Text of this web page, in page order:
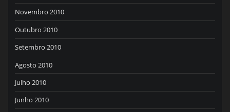
Novembro 2010
Outubro 2010
Setembro 2010
Agosto 2010
Julho 2010
Junho 2010